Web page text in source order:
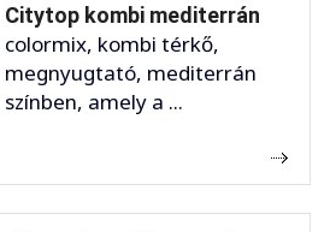
Citytop kombi mediterrán
colormix, kombi térkő,
megnyugtató, mediterrán
színben, amely a ...